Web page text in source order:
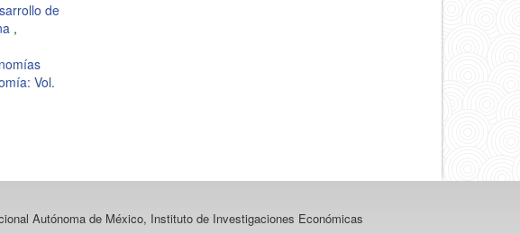
de
,
Vol.
Autónoma de México, Instituto de Investigaciones Económicas